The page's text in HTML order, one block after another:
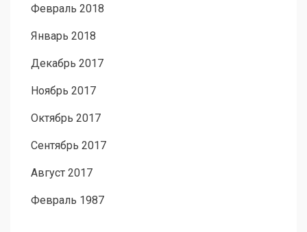
Февраль 2018
Январь 2018
Декабрь 2017
Ноябрь 2017
Октябрь 2017
Сентябрь 2017
Август 2017
Февраль 1987